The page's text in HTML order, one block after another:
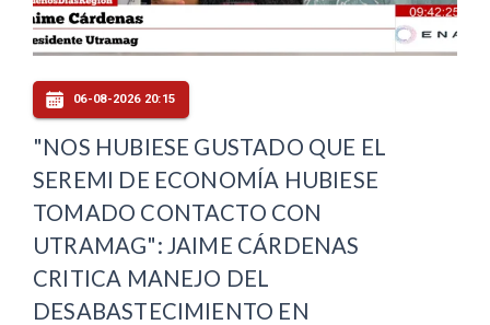
06-08-2026 20:15
"NOS HUBIESE GUSTADO QUE EL
SEREMI DE ECONOMÍA HUBIESE
TOMADO CONTACTO CON
UTRAMAG": JAIME CÁRDENAS
CRITICA MANEJO DEL
DESABASTECIMIENTO EN